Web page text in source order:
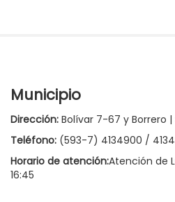
Municipio
Dirección: Bolívar 7-67 y Borrero
Teléfono: (593-7) 4134900 /
Horario de atención:Atención de
16:45